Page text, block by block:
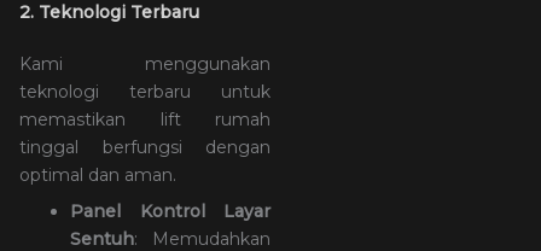
2. Teknologi Terbaru
Kami menggunakan
teknologi terbaru untuk
memastikan lift rumah
tinggal berfungsi dengan
optimal dan aman.
Panel Kontrol Layar
Sentuh: Memudahkan